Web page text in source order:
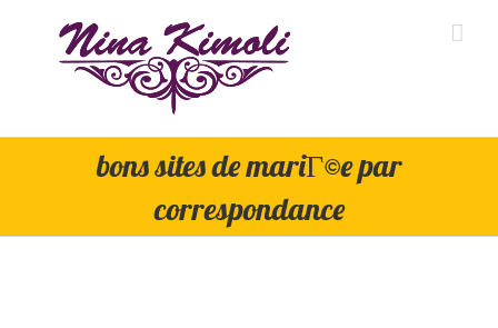
bons sites de mariГ©e par
correspondance